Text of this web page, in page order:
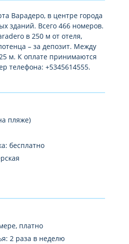
Варадеро, в центре города
зданий. Всего 466 номеров.
в 250 м от отеля,
– за депозит. Между
м. К оплате принимаются
телефона: +5345614555.
пляже)
бесплатно
отеля, у бассейна и на
кухней Flamboyan,
платно
2 раза в неделю